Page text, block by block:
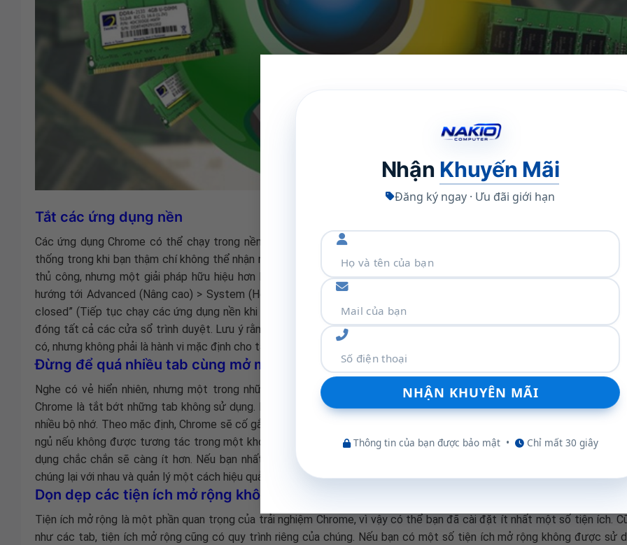
Nhận Khuyến Mãi
Đăng ký ngay · Ưu đãi giới hạn
Thông tin của bạn được bảo mật • Chỉ mất 30 giây
Tắt các ứng dụng nền
Các ứng dụng Chrome có thể chạy trong nền ngay cả sau khi bạn đóng trình duyệt. Chũng sẽ vẫn ở đó và ăn mòn
thống trong khi bạn thậm chí không thể nhận ra điều đó. Bạn có thể sử dụng Task Manager để đóng các ứng dụng này
thủ công, nhưng một giải pháp hữu hiệu hơn là chặn chúng ngay từ đầu. Để làm điều đó, hãy mở trang cài đặt
hướng tới Advanced (Nâng cao) > System (Hệ thống). Tắt tùy chọn “Continue running background apps when Google
closed” (Tiếp tục chạy các ứng dụng nền khi Google Chrome đóng). Điều này sẽ đảm bảo Chrome không sử dụng bộ
đóng tất cả các cửa sổ trình duyệt. Lưu ý rằng không phải tất cả các ứng dụng Chrome đều chạy trong nền. Một vài
có, nhưng không phải là hành vi mặc định cho tất cả các ứng dụng Chrome.
Đừng để quá nhiều tab cùng mở một lúc
Nghe có vẻ hiển nhiên, nhưng một trong những phương án đơn giản nhất bạn có thể làm để giảm bớt việc sử dụng
Chrome là tắt bớt những tab không sử dụng. Nếu bạn liên tục mở hơn hàng chục tab cùng lúc, Chrome sẽ chắc chắn sử
nhiều bộ nhớ. Theo mặc định, Chrome sẽ cố gắng quản lý các tab để chúng không ngốn nhiều RAM bằng cách chuyển
ngủ nếu không được tương tác trong một khoảng thời gian nhất định. Tuy nhiên, bạn càng mở ít tab và cửa sổ, thì mức
dụng chắc chắn sẽ càng ít hơn. Nếu bạn nhất thiết phải mở nhiều tab, nên sử dụng tính năng Nhóm tab (Tab Groups)
chúng lại với nhau và quản lý một cách hiệu quả hơn.
Dọn dẹp các tiện ích mở rộng không sử dụng
Tiện ích mở rộng là một phần quan trọng của trải nghiệm Chrome, vì vậy có thể bạn đã cài đặt ít nhất một số tiện ích.
như các tab, tiện ích mở rộng cũng có quy trình riêng của chúng. Nếu bạn có một số tiện ích mở rộng không được sử